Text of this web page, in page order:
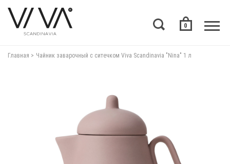
0
Главная Чайник заварочный с ситечком Viva Scandinavia "Nina" 1 л